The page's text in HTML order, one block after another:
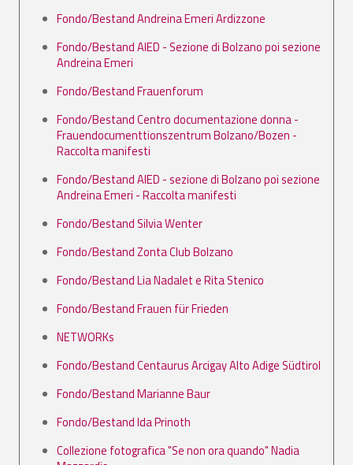
Fondo/Bestand Andreina Emeri Ardizzone
Fondo/Bestand AIED - Sezione di Bolzano poi sezione
Andreina Emeri
Fondo/Bestand Frauenforum
Fondo/Bestand Centro documentazione donna -
Frauendocumenttionszentrum Bolzano/Bozen -
Raccolta manifesti
Fondo/Bestand AIED - sezione di Bolzano poi sezione
Andreina Emeri - Raccolta manifesti
Fondo/Bestand Silvia Wenter
Fondo/Bestand Zonta Club Bolzano
Fondo/Bestand Lia Nadalet e Rita Stenico
Fondo/Bestand Frauen für Frieden
NETWORKs
Fondo/Bestand Centaurus Arcigay Alto Adige Südtirol
Fondo/Bestand Marianne Baur
Fondo/Bestand Ida Prinoth
Collezione fotografica "Se non ora quando" Nadia